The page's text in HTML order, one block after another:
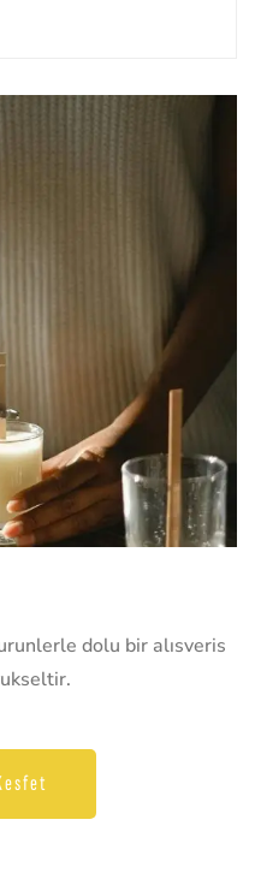
dolu bir alısveris